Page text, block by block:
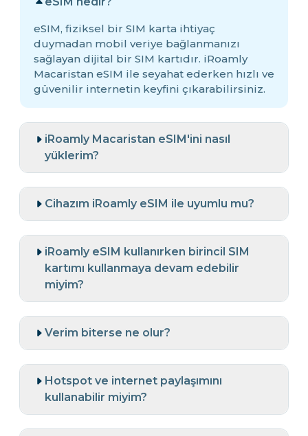
eSIM, fiziksel bir SIM karta ihtiyaç
duymadan mobil veriye bağlanmanızı
sağlayan dijital bir SIM kartıdır. iRoamly
Macaristan eSIM ile seyahat ederken hızlı ve
güvenilir internetin keyfini çıkarabilirsiniz.
iRoamly Macaristan eSIM'ini nasıl
yüklerim?
Cihazım iRoamly eSIM ile uyumlu mu?
iRoamly eSIM kullanırken birincil SIM
kartımı kullanmaya devam edebilir
miyim?
Verim biterse ne olur?
Hotspot ve internet paylaşımını
kullanabilir miyim?